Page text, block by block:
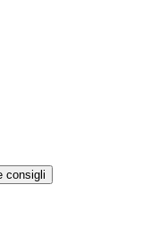
consigli